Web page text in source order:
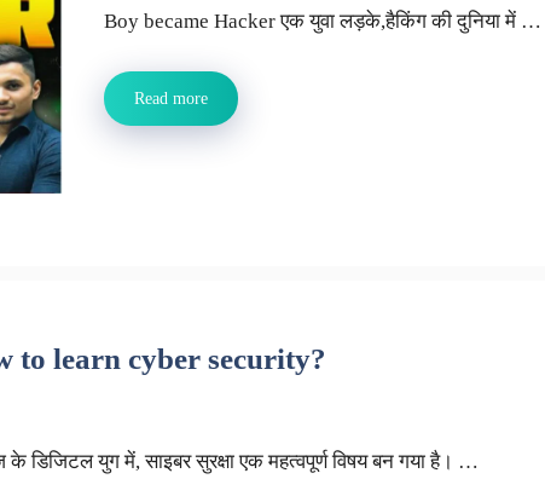
Boy became Hacker एक युवा लड़के,हैकिंग की दुनिया में …
Read more
to learn cyber security?
डिजिटल युग में, साइबर सुरक्षा एक महत्वपूर्ण विषय बन गया है। …